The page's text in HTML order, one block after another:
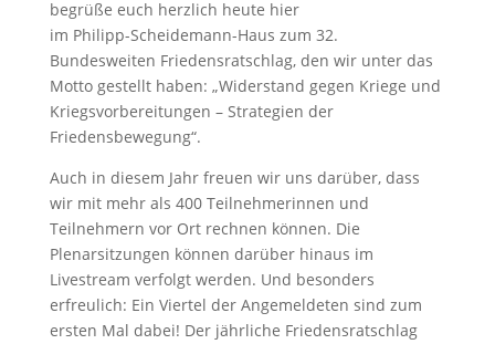
begrüße euch herzlich heute hier
im Philipp-Scheidemann-Haus zum 32.
Bundesweiten Friedensratschlag, den wir unter das
Motto gestellt haben: „Widerstand gegen Kriege und
Kriegsvorbereitungen – Strategien der
Friedensbewegung“.
Auch in diesem Jahr freuen wir uns darüber, dass
wir mit mehr als 400 Teilnehmerinnen und
Teilnehmern vor Ort rechnen können. Die
Plenarsitzungen können darüber hinaus im
Livestream verfolgt werden. Und besonders
erfreulich: Ein Viertel der Angemeldeten sind zum
ersten Mal dabei! Der jährliche Friedensratschlag